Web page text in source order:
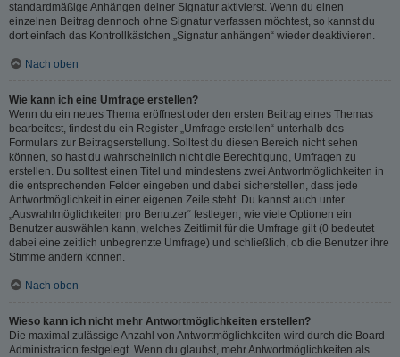
standardmäßige Anhängen deiner Signatur aktivierst. Wenn du einen
einzelnen Beitrag dennoch ohne Signatur verfassen möchtest, so kannst du
dort einfach das Kontrollkästchen „Signatur anhängen“ wieder deaktivieren.
Nach oben
Wie kann ich eine Umfrage erstellen?
Wenn du ein neues Thema eröffnest oder den ersten Beitrag eines Themas
bearbeitest, findest du ein Register „Umfrage erstellen“ unterhalb des
Formulars zur Beitragserstellung. Solltest du diesen Bereich nicht sehen
können, so hast du wahrscheinlich nicht die Berechtigung, Umfragen zu
erstellen. Du solltest einen Titel und mindestens zwei Antwortmöglichkeiten in
die entsprechenden Felder eingeben und dabei sicherstellen, dass jede
Antwortmöglichkeit in einer eigenen Zeile steht. Du kannst auch unter
„Auswahlmöglichkeiten pro Benutzer“ festlegen, wie viele Optionen ein
Benutzer auswählen kann, welches Zeitlimit für die Umfrage gilt (0 bedeutet
dabei eine zeitlich unbegrenzte Umfrage) und schließlich, ob die Benutzer ihre
Stimme ändern können.
Nach oben
Wieso kann ich nicht mehr Antwortmöglichkeiten erstellen?
Die maximal zulässige Anzahl von Antwortmöglichkeiten wird durch die Board-
Administration festgelegt. Wenn du glaubst, mehr Antwortmöglichkeiten als